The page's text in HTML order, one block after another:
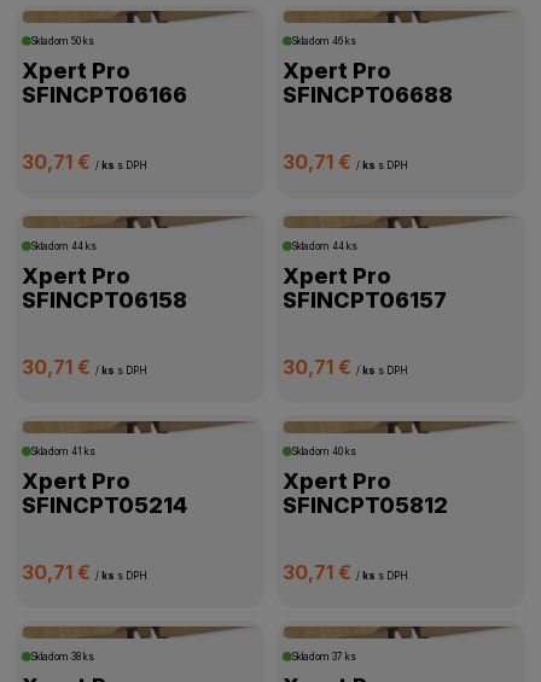
Skladom50 ks
Xpert Pro
SFINCPT06166
30,71 €/ ks s DPH
Skladom 46 ks
Xpert Pro
SFINCPT06688
30,71 € / ks s DPH
Skladom44 ks
Xpert Pro
SFINCPT06158
30,71 €/ ks s DPH
Skladom 44 ks
Xpert Pro
SFINCPT06157
30,71 € / ks s DPH
Skladom41 ks
Xpert Pro
SFINCPT05214
30,71 €/ ks s DPH
Skladom 40 ks
Xpert Pro
SFINCPT05812
30,71 € / ks s DPH
Skladom38 ks Skladom 37 ks